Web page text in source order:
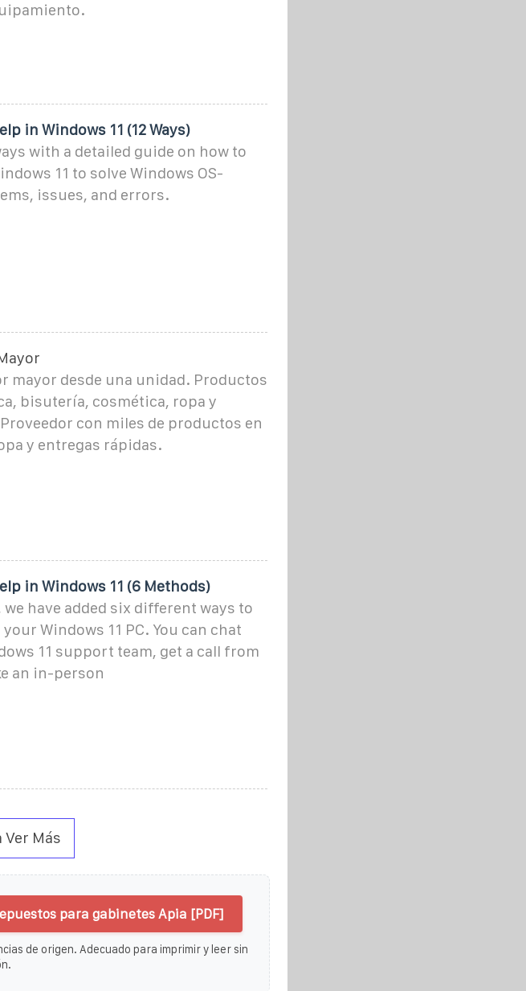
in Windows 11 (12 Ways)
with a detailed guide on how to
11 to solve Windows OS-
issues, and errors.
mayor desde una unidad. Productos
bisutería, cosmética, ropa y
con miles de productos en
y entregas rápidas.
in Windows 11 (6 Methods)
have added six different ways to
Windows 11 PC. You can chat
11 support team, get a call from
an in-person
Ver Más
para gabinetes Apia [PDF]
de origen. Adecuado para imprimir y leer sin